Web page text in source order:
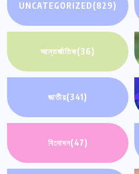
UNCATEGORIZED(829)
আন্তর্জাতিক(36)
জাতীয়(341)
বিনোদন(47)